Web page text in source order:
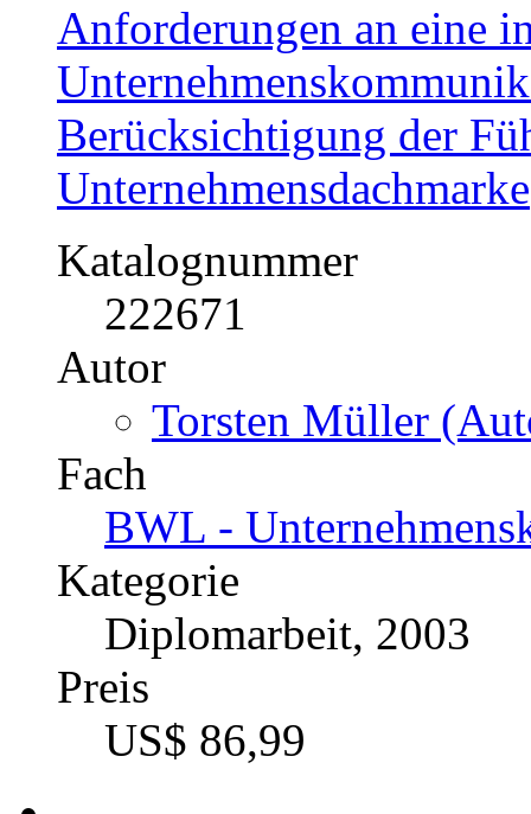
Anforderungen an eine
Berücksichtigung der
Unternehmensdachmarke
Katalognummer
222671
Autor
Torsten Müller
Fach
BWL -
Kategorie
Diplomarbeit, 2003
Preis
US$ 86,99